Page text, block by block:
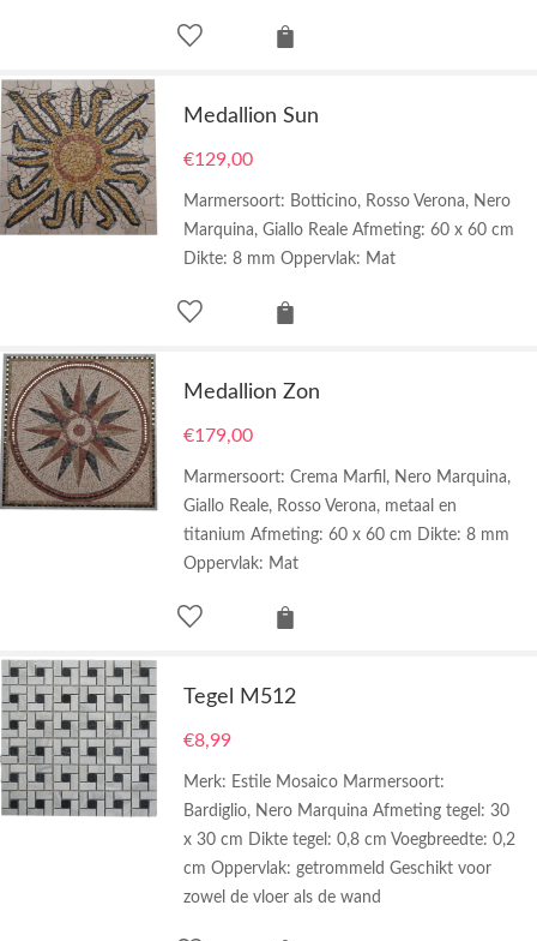
Medallion Sun
€129,00
Marmersoort: Botticino, Rosso Verona, Nero
Marquina, Giallo Reale Afmeting: 60 x 60 cm
Dikte: 8 mm Oppervlak: Mat
Medallion Zon
€179,00
Marmersoort: Crema Marfil, Nero Marquina,
Giallo Reale, Rosso Verona, metaal en
titanium Afmeting: 60 x 60 cm Dikte: 8 mm
Oppervlak: Mat
Tegel M512
€8,99
Merk: Estile Mosaico Marmersoort:
Bardiglio, Nero Marquina Afmeting tegel: 30
x 30 cm Dikte tegel: 0,8 cm Voegbreedte: 0,2
cm Oppervlak: getrommeld Geschikt voor
zowel de vloer als de wand